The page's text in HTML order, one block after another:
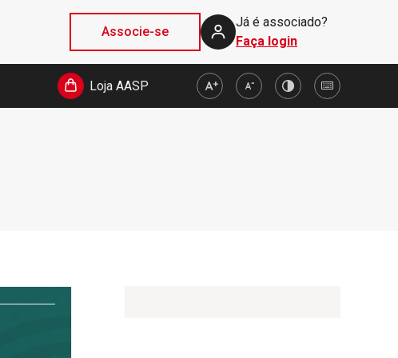
Associe-se
Já é associado?
Faça login
Loja AASP